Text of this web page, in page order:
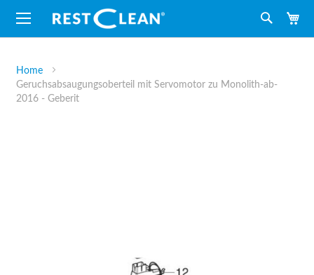
Suche
Home
Geruchsabsaugungsoberteil mit Servomotor zu Monolith-ab-
2016 - Geberit